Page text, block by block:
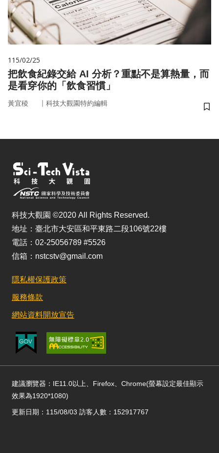
115/02/25
把飲食紀錄交給 AI 分析？重點不是算熱量，而
是看穿你的「飲食習慣」
黃宜稜 ｜ 科技大觀園特約編輯
儲
科技大觀園 ©2020 All Rights Reserved.
地址：臺北市大安區和平東路二段106號22樓
電話：02-25056789 #5526
信箱：nstcstv@gmail.com
隱私權保護政策
服務條款
網站資料開放宣告
建議瀏覽器：IE11.0以上、Firefox、Chrome(螢幕設定最佳顯示
效果為1920*1080)
更新日期：115/08/03 訪客人數：152917767